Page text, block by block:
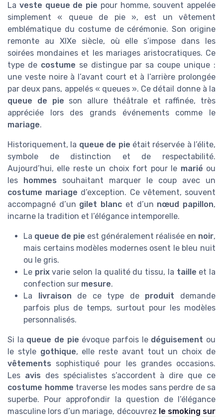
La veste queue de pie pour homme, souvent appelée
simplement « queue de pie », est un vêtement
emblématique du costume de cérémonie. Son origine
remonte au XIXe siècle, où elle s’impose dans les
soirées mondaines et les mariages aristocratiques. Ce
type de costume se distingue par sa coupe unique :
une veste noire à l’avant court et à l’arrière prolongée
par deux pans, appelés « queues ». Ce détail donne à la
queue de pie son allure théâtrale et raffinée, très
appréciée lors des grands événements comme le
mariage.
Historiquement, la queue de pie était réservée à l’élite,
symbole de distinction et de respectabilité.
Aujourd’hui, elle reste un choix fort pour le marié ou
les hommes souhaitant marquer le coup avec un
costume mariage d’exception. Ce vêtement, souvent
accompagné d’un gilet blanc et d’un nœud papillon,
incarne la tradition et l’élégance intemporelle.
La queue de pie est généralement réalisée en noir,
mais certains modèles modernes osent le bleu nuit
ou le gris.
Le prixvarie selon la qualité du tissu, la taille et la
confection sur mesure.
La livraison de ce type de produit demande
parfois plus de temps, surtout pour les modèles
personnalisés.
Si la queue de pie évoque parfois le déguisement ou
le style gothique, elle reste avant tout un choix de
vêtements sophistiqué pour les grandes occasions.
Les avis des spécialistes s’accordent à dire que ce
costume homme traverse les modes sans perdre de sa
superbe. Pour approfondir la question de l’élégance
masculine lors d’un mariage, découvrez le smoking sur